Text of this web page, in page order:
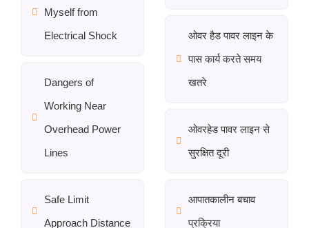
Myself from
Electrical Shock
Dangers of
Working Near
Overhead Power
Lines
Safe Limit
Approach Distance
ओवर हैड पावर लाइन के
पास कार्य करते समय
खतरे
ओवरहेड पावर लाइन से
सुरक्षित दूरी
आपातकालीन बचाव
प्रक्रिया